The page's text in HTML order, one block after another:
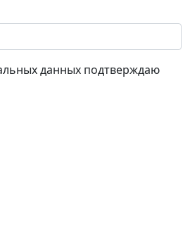
данных подтверждаю